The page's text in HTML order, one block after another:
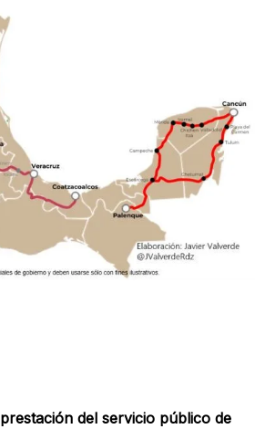
prestación del servicio público de